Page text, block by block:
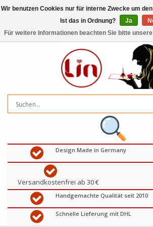
artikel
Design Made in Germany
Versandkostenfrei ab 30 €
Handgemachte Qualität seit 2010
Schnelle Lieferung mit DHL
Wir benutzen Cookies nur für interne Zwecke um
Ist das in Ordnung?
Ja
Für weitere Informationen beachten Sie bitte